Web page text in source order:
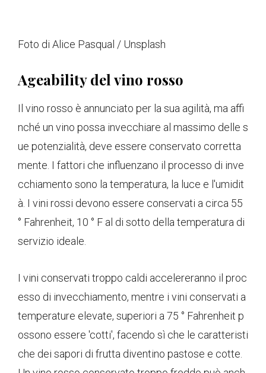
Foto di Alice Pasqual / Unsplash
Ageability del vino rosso
Il vino rosso è annunciato per la sua agilità, ma affi
nché un vino possa invecchiare al massimo delle s
ue potenzialità, deve essere conservato corretta
mente. I fattori che influenzano il processo di inve
cchiamento sono la temperatura, la luce e l'umidit
à. I vini rossi devono essere conservati a circa 55
° Fahrenheit, 10 ° F al di sotto della temperatura di
servizio ideale.
I vini conservati troppo caldi accelereranno il proc
esso di invecchiamento, mentre i vini conservati a
temperature elevate, superiori a 75 ° Fahrenheit p
ossono essere 'cotti', facendo sì che le caratteristi
che dei sapori di frutta diventino pastose e cotte.